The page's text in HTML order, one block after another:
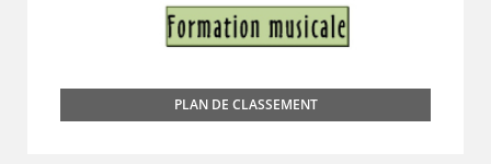
PLAN DE CLASSEMENT